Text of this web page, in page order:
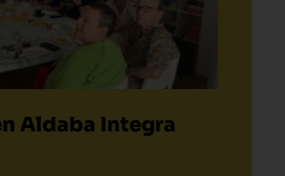
Aldaba Integra